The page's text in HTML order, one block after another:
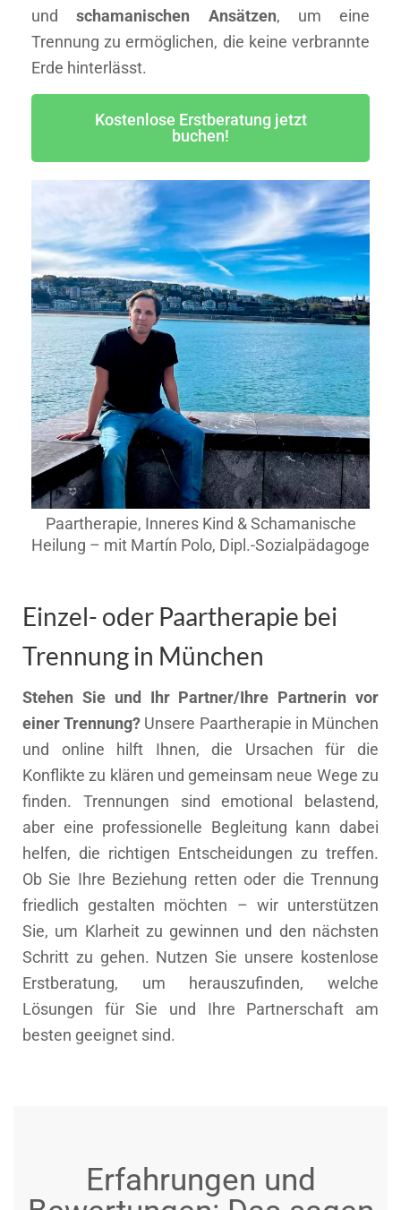
undschamanischen Ansätzen, um eine
Trennung zu ermöglichen, die keine verbrannte
Erde hinterlässt.
Kostenlose Erstberatung jetzt
buchen!
Paartherapie, Inneres Kind & Schamanische
Heilung – mit Martín Polo, Dipl.-Sozialpädagoge
Einzel- oder Paartherapie bei
Trennung in München
Stehen Sie und Ihr Partner/Ihre Partnerin vor
einer Trennung? Unsere Paartherapie in München
und online hilft Ihnen, die Ursachen für die
Konflikte zu klären und gemeinsam neue Wege zu
finden. Trennungen sind emotional belastend,
aber eine professionelle Begleitung kann dabei
helfen, die richtigen Entscheidungen zu treffen.
Ob Sie Ihre Beziehung retten oder die Trennung
friedlich gestalten möchten – wir unterstützen
Sie, um Klarheit zu gewinnen und den nächsten
Schritt zu gehen. Nutzen Sie unsere kostenlose
Erstberatung, um herauszufinden, welche
Lösungen für Sie und Ihre Partnerschaft am
besten geeignet sind.
Erfahrungen und